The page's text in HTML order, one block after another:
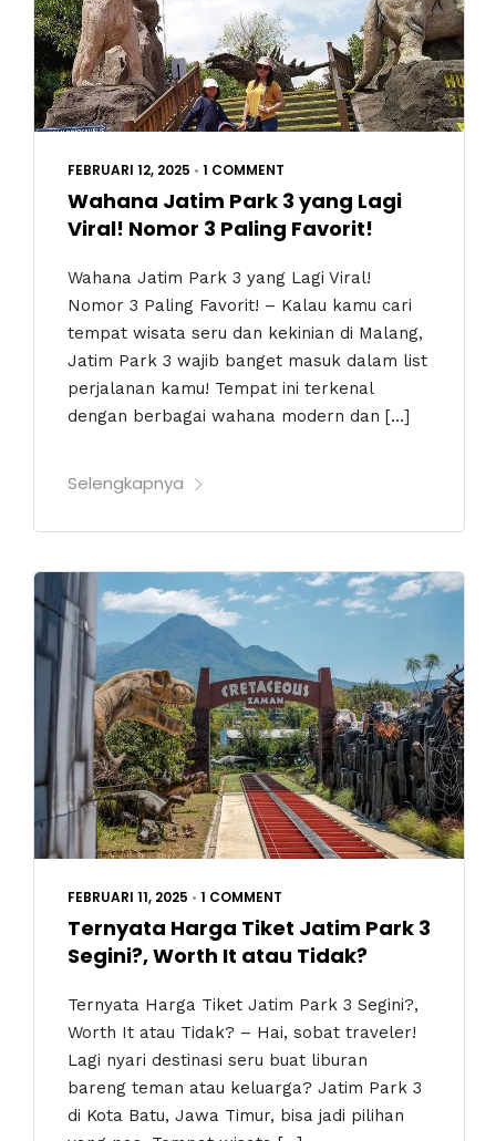
FEBRUARI 12, 2025 • 1 COMMENT
Wahana Jatim Park 3 yang Lagi
Viral! Nomor 3 Paling Favorit!
Wahana Jatim Park 3 yang Lagi Viral!
Nomor 3 Paling Favorit! – Kalau kamu cari
tempat wisata seru dan kekinian di Malang,
Jatim Park 3 wajib banget masuk dalam list
perjalanan kamu! Tempat ini terkenal
dengan berbagai wahana modern dan […]
Selengkapnya
FEBRUARI 11, 2025 • 1 COMMENT
Ternyata Harga Tiket Jatim Park 3
Segini?, Worth It atau Tidak?
Ternyata Harga Tiket Jatim Park 3 Segini?,
Worth It atau Tidak? – Hai, sobat traveler!
Lagi nyari destinasi seru buat liburan
bareng teman atau keluarga? Jatim Park 3
di Kota Batu, Jawa Timur, bisa jadi pilihan